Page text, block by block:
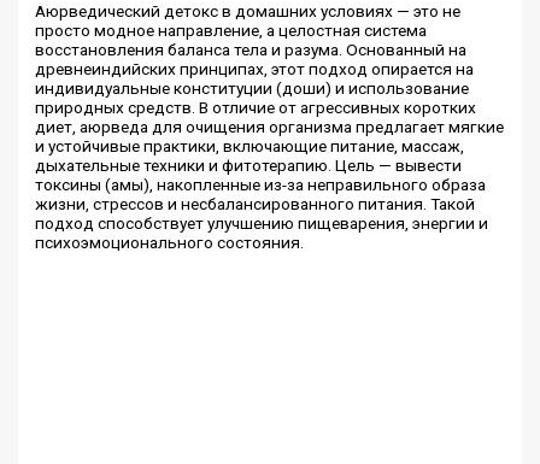
Аюрведический детокс в домашних условиях — это не
просто модное направление, а целостная система
восстановления баланса тела и разума. Основанный на
древнеиндийских принципах, этот подход опирается на
индивидуальные конституции (доши) и использование
природных средств. В отличие от агрессивных коротких
диет, аюрведа для очищения организма предлагает мягкие
и устойчивые практики, включающие питание, массаж,
дыхательные техники и фитотерапию. Цель — вывести
токсины (амы), накопленные из-за неправильного образа
жизни, стрессов и несбалансированного питания. Такой
подход способствует улучшению пищеварения, энергии и
психоэмоционального состояния.